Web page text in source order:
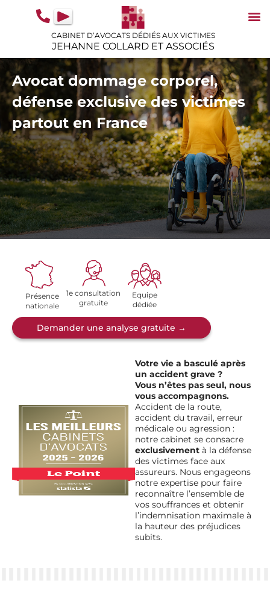
principal
CABINET D’AVOCATS DÉDIÉS AUX VICTIMES
JEHANNE COLLARD ET ASSOCIÉS
Avocat dommage corporel,
défense exclusive des victimes
partout en France
Présence
nationale
1e consultation
gratuite
Equipe
dédiée
Demander une analyse gratuite →
Votre vie a basculé après
un accident grave ?
Vous n’êtes pas seul, nous
vous accompagnons.
Accident de la route,
accident du travail, erreur
médicale ou agression :
notre cabinet se consacre
exclusivement à la défense
des victimes face aux
assureurs. Nous engageons
notre expertise pour faire
reconnaître l’ensemble de
vos souffrances et obtenir
l’indemnisation maximale à
la hauteur des préjudices
subits.